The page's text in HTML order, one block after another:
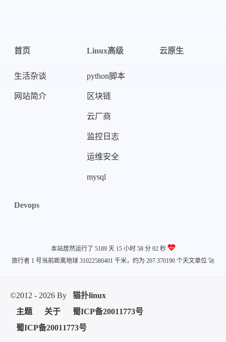
首页
生活杂谈
网站简介
Linux高级
python脚本
区块链
云厂商
监控日志
运维安全
mysql
云原生
Devops
本站居然运行了 5189 天
15 小时 58 分 02 秒